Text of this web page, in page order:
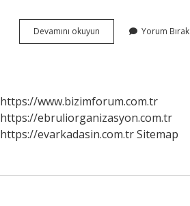
Devamını okuyun
At
Yorum Bırak
https://www.bizimforum.com.tr
https://ebruliorganizasyon.com.tr
https://evarkadasin.com.trSitemap